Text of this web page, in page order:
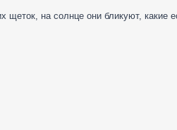
на солнце они бликуют, какие